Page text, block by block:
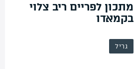
מתכון לפריים ריב צלוי
בקמאדו
גריל